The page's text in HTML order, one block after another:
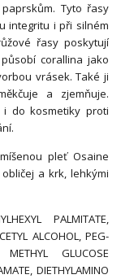
Tyto řasy
integritu i při silném
řasy poskytují
corallina jako
vrásek. Také ji
a zjemňuje.
do kosmetiky proti
pleť Osaine
a krk, lehkými
PALMITATE,
ALCOHOL, PEG-
GLUCOSE
DIETHYLAMINO